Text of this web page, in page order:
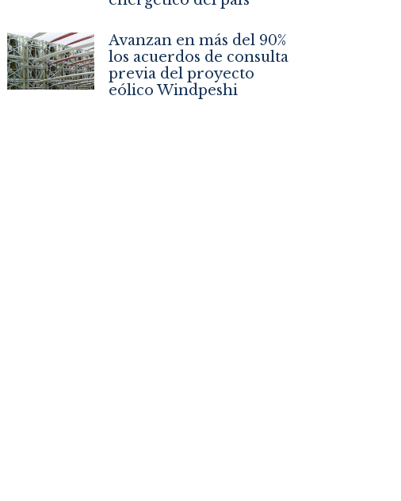
Avanzan en más del 90%
los acuerdos de consulta
previa del proyecto
eólico Windpeshi